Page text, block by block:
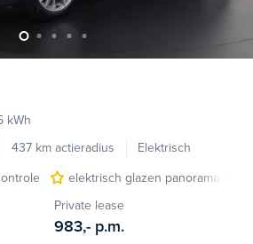
kWh
437 km actieradius
Elektrisch
elektrisch glazen panorama-dak
Private lease
983,- p.m.